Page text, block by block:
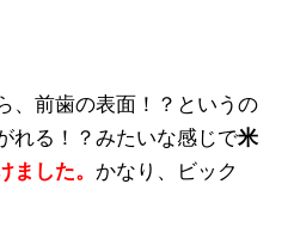
、前歯の表面！？というの
れる！？みたいな感じで米
ました。 かなり、ビック